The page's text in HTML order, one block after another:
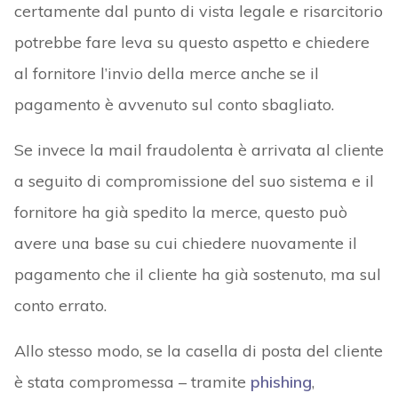
certamente dal punto di vista legale e risarcitorio
potrebbe fare leva su questo aspetto e chiedere
al fornitore l’invio della merce anche se il
pagamento è avvenuto sul conto sbagliato.
Se invece la mail fraudolenta è arrivata al cliente
a seguito di compromissione del suo sistema e il
fornitore ha già spedito la merce, questo può
avere una base su cui chiedere nuovamente il
pagamento che il cliente ha già sostenuto, ma sul
conto errato.
Allo stesso modo, se la casella di posta del cliente
è stata compromessa – tramite phishing,